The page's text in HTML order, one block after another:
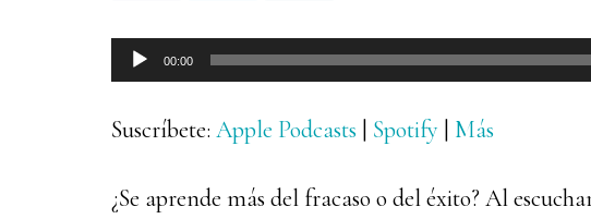
Reproductor
de
audio
00:00
Suscríbete: Apple Podcasts | Spotify | Más
¿Se aprende más del fracaso o del éxito? Al